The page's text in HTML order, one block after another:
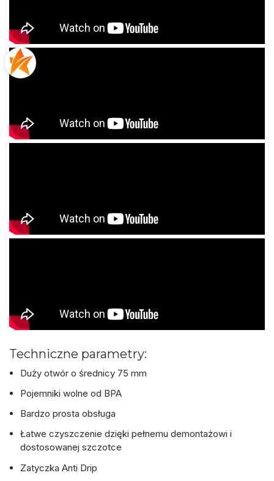
Techniczne parametry:
Duży otwór o średnicy 75 mm
Pojemniki wolne od BPA
Bardzo prosta obsługa
Łatwe czyszczenie dzięki pełnemu demontażowi i
dostosowanej szczotce
Zatyczka Anti Drip